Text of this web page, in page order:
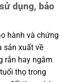
dụng, bảo
hành và chứng
sản xuất về
rắn hay ngâm
thọ trong